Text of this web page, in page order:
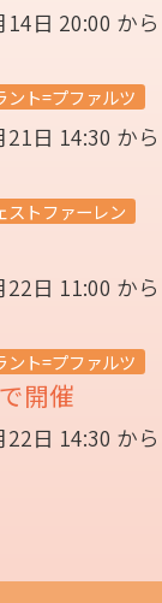
日 20:00 から
ント=プファルツ
日 14:30 から
ストファーレン
日 11:00 から
ント=プファルツ
開催
日 14:30 から